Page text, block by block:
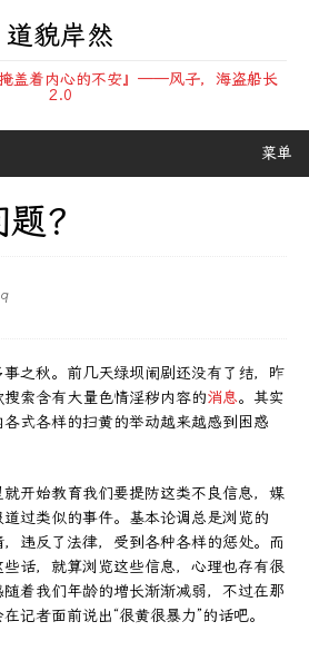
道貌岸然
掩盖着内心的不安』——风子，海盗船长
2.0
菜单
？
之秋。前几天绿坝闹剧还没有了结，昨
索含有大量色情淫秽内容的消息。其实
式各样的扫黄的举动越来越感到困惑
开始教育我们要提防这类不良信息，媒
过类似的事件。基本论调总是浏览的
违反了法律，受到各种各样的惩处。而
话，就算浏览这些信息，心理也存有很
着我们年龄的增长渐渐减弱，不过在那
记者面前说出“很黄很暴力”的话吧。